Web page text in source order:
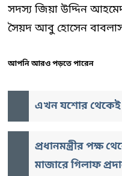
সদস্য জিয়া উদ্দিন
সৈয়দ আবু হোসেন
আপনি আরও পড়তে পারেন
এখন যশোর থেকেই
প্রধানমন্ত্রীর পক্ষ
মাজারে গিলাফ